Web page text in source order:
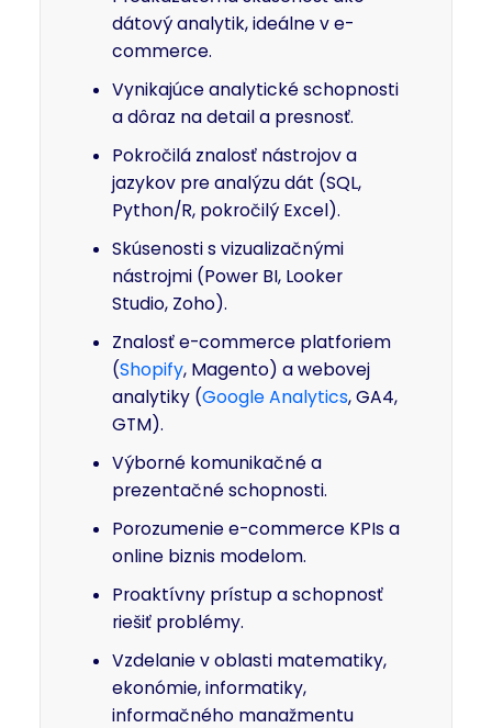
dátový analytik, ideálne v e-
commerce.
Vynikajúce analytické schopnosti
a dôraz na detail a presnosť.
Pokročilá znalosť nástrojov a
jazykov pre analýzu dát (SQL,
Python/R, pokročilý Excel).
Skúsenosti s vizualizačnými
nástrojmi (Power BI, Looker
Studio, Zoho).
Znalosť e-commerce platforiem
(Shopify, Magento) a webovej
analytiky (Google Analytics, GA4,
GTM).
Výborné komunikačné a
prezentačné schopnosti.
Porozumenie e-commerce KPIs a
online biznis modelom.
Proaktívny prístup a schopnosť
riešiť problémy.
Vzdelanie v oblasti matematiky,
ekonómie, informatiky,
informačného manažmentu